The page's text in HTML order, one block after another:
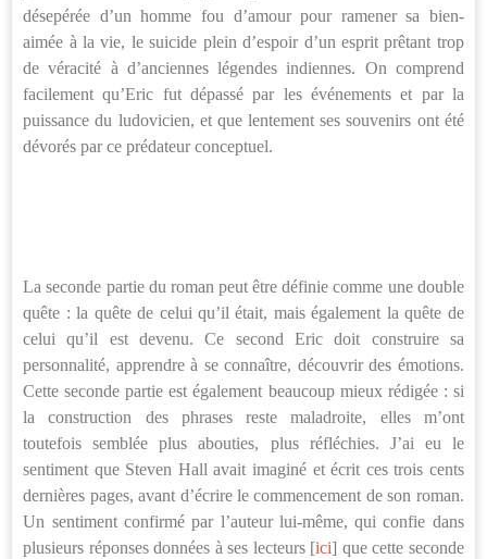
désepérée d’un homme fou d’amour pour ramener sa bien-
aimée à la vie, le suicide plein d’espoir d’un esprit prêtant trop
de véracité à d’anciennes légendes indiennes. On comprend
facilement qu’Eric fut dépassé par les événements et par la
puissance du ludovicien, et que lentement ses souvenirs ont été
dévorés par ce prédateur conceptuel.
La seconde partie du roman peut être définie comme une double
quête : la quête de celui qu’il était, mais également la quête de
celui qu’il est devenu. Ce second Eric doit construire sa
personnalité, apprendre à se connaître, découvrir des émotions.
Cette seconde partie est également beaucoup mieux rédigée : si
la construction des phrases reste maladroite, elles m’ont
toutefois semblée plus abouties, plus réfléchies. J’ai eu le
sentiment que Steven Hall avait imaginé et écrit ces trois cents
dernières pages, avant d’écrire le commencement de son roman.
Un sentiment confirmé par l’auteur lui-même, qui confie dans
plusieurs réponses données à ses lecteurs [ici] que cette seconde